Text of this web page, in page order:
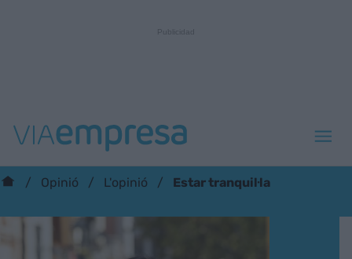
Opinió L'opinió Estar tranquil·la